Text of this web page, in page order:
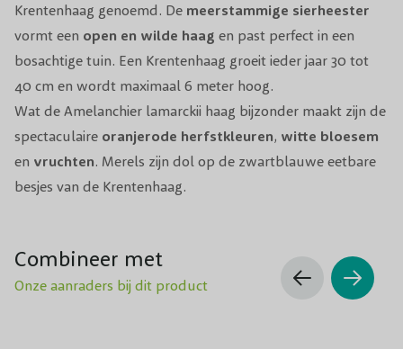
Krentenhaag genoemd. De meerstammige sierheester
vormt een open en wilde haag en past perfect in een
bosachtige tuin. Een Krentenhaag groeit ieder jaar 30 tot
40 cm en wordt maximaal 6 meter hoog.
Wat de Amelanchier lamarckii haag bijzonder maakt zijn de
spectaculaire oranjerode herfstkleuren, witte bloesem
en vruchten. Merels zijn dol op de zwartblauwe eetbare
besjes van de Krentenhaag.
Groenblijvend
Winterhardheid Ja
Bloeiperiode April, Mei
Bloeikleur Wit
Vruchtdragend
Toepassing Geschikt voor grote en kleine tuinen
Combineer met
Onze aanraders bij dit product